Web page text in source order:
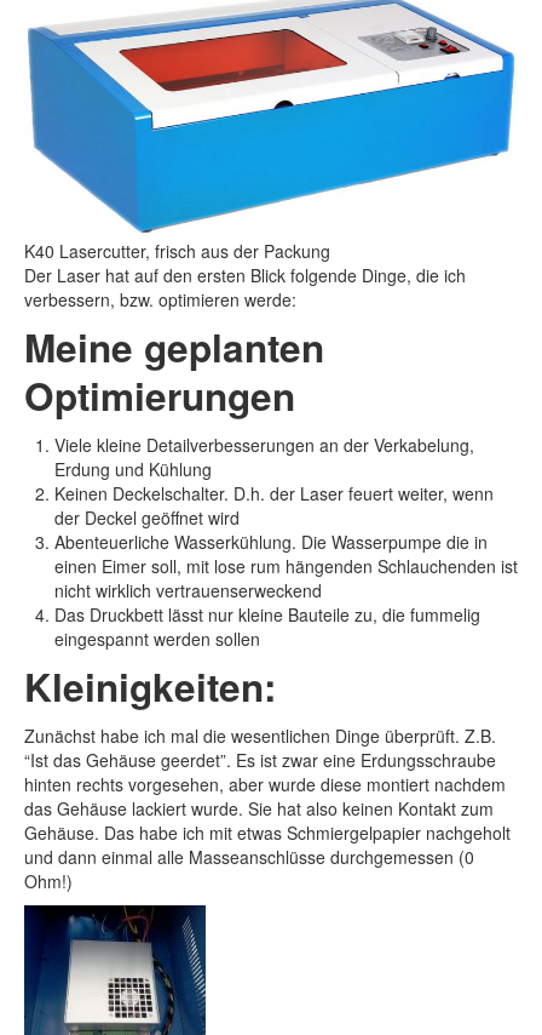
K40 Lasercutter, frisch aus der Packung
Der Laser hat auf den ersten Blick folgende Dinge, die ich
verbessern, bzw. optimieren werde:
Meine geplanten
Optimierungen
Viele kleine Detailverbesserungen an der Verkabelung,
Erdung und Kühlung
Keinen Deckelschalter. D.h. der Laser feuert weiter, wenn
der Deckel geöffnet wird
Abenteuerliche Wasserkühlung. Die Wasserpumpe die in
einen Eimer soll, mit lose rum hängenden Schlauchenden ist
nicht wirklich vertrauenserweckend
Das Druckbett lässt nur kleine Bauteile zu, die fummelig
eingespannt werden sollen
Kleinigkeiten:
Zunächst habe ich mal die wesentlichen Dinge überprüft. Z.B.
“Ist das Gehäuse geerdet”. Es ist zwar eine Erdungsschraube
hinten rechts vorgesehen, aber wurde diese montiert nachdem
das Gehäuse lackiert wurde. Sie hat also keinen Kontakt zum
Gehäuse. Das habe ich mit etwas Schmiergelpapier nachgeholt
und dann einmal alle Masseanschlüsse durchgemessen (0
Ohm!)